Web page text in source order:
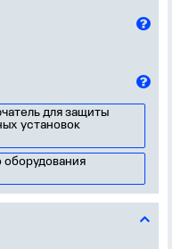
для защиты
установок
оборудования